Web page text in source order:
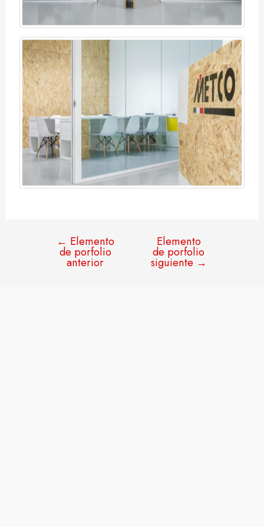
← Elemento
de porfolio
anterior
Elemento
de porfolio
siguiente →